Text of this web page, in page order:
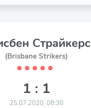
Страйкерс
(Brisbane Strikers)
⬤ ⬤ ⬤ ⬤ ⬤
1 : 1
25.07.2020, 08:30